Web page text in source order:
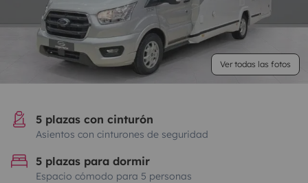
Ver todas las fotos
5 plazas con cinturón
Asientos con cinturones de seguridad
5 plazas para dormir
Espacio cómodo para 5 personas